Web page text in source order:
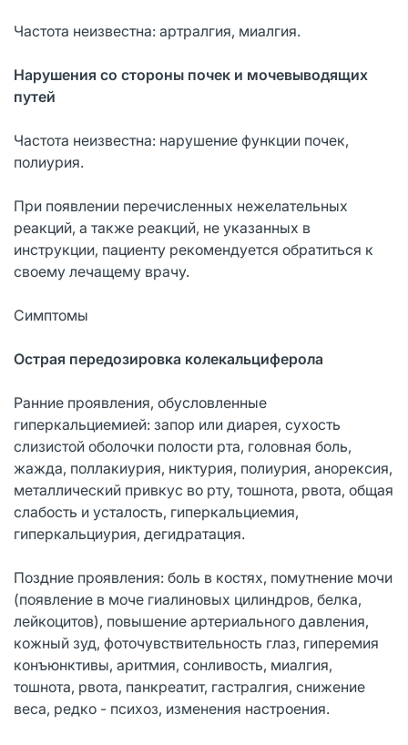
Частота неизвестна: артралгия, миалгия.
Нарушения со стороны почек и мочевыводящих
путей
Частота неизвестна: нарушение функции почек,
полиурия.
При появлении перечисленных нежелательных
реакций, а также реакций, не указанных в
инструкции, пациенту рекомендуется обратиться к
своему лечащему врачу.
Симптомы
Острая передозировка колекальциферола
Ранние проявления, обусловленные
гиперкальциемией: запор или диарея, сухость
слизистой оболочки полости рта, головная боль,
жажда, поллакиурия, никтурия, полиурия, анорексия,
металлический привкус во рту, тошнота, рвота, общая
слабость и усталость, гиперкальциемия,
гиперкальциурия, дегидратация.
Поздние проявления: боль в костях, помутнение мочи
(появление в моче гиалиновых цилиндров, белка,
лейкоцитов), повышение артериального давления,
кожный зуд, фоточувствительность глаз, гиперемия
конъюнктивы, аритмия, сонливость, миалгия,
тошнота, рвота, панкреатит, гастралгия, снижение
веса, редко - психоз, изменения настроения.